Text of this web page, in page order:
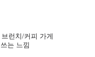
런치/커피 가게
는 느낌